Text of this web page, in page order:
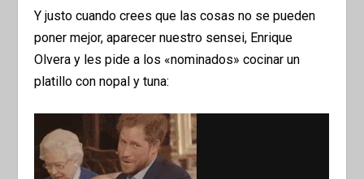
Y justo cuando crees que las cosas no se pueden
poner mejor, aparecer nuestro sensei, Enrique
Olvera y les pide a los «nominados» cocinar un
platillo con nopal y tuna: